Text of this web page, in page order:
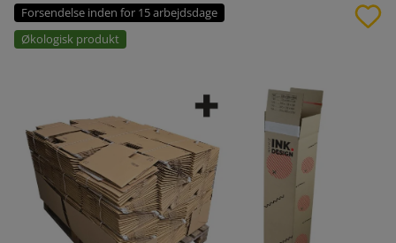
Forsendelse inden for 15 arbejdsdage
Økologisk produkt